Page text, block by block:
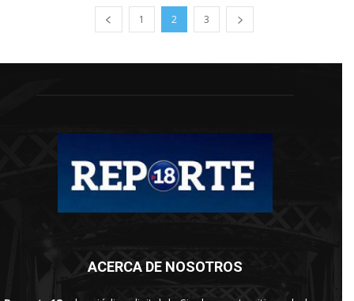
1 2 3
ACERCA DE NOSOTROS